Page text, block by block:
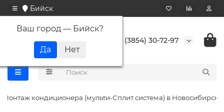
Бийск
Ваш город — Бийск?
+7 (3854) 30-72-97
Монтаж кондиционера (мульти-Сплит система) в Новосибирске.